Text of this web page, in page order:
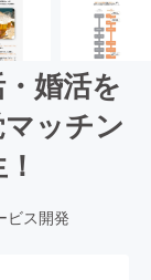
婚活を
ッチン
ビス開発